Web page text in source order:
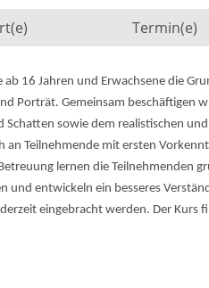
Termin(e)
16 Jahren und Erwachsene die
Porträt. Gemeinsam beschäftigen
Schatten sowie dem realistischen
an Teilnehmende mit ersten
lernen die Teilnehmenden
und entwickeln ein besseres
eingebracht werden. Der Kurs